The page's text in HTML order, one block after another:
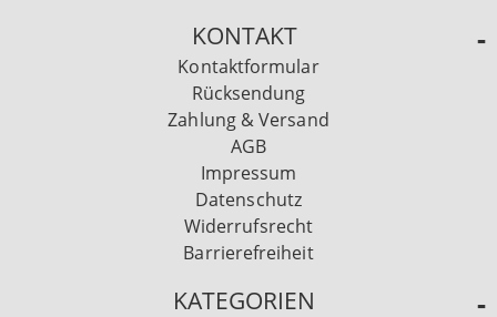
KONTAKT
Kontaktformular
Rücksendung
Zahlung & Versand
AGB
Impressum
Datenschutz
Widerrufsrecht
Barrierefreiheit
KATEGORIEN